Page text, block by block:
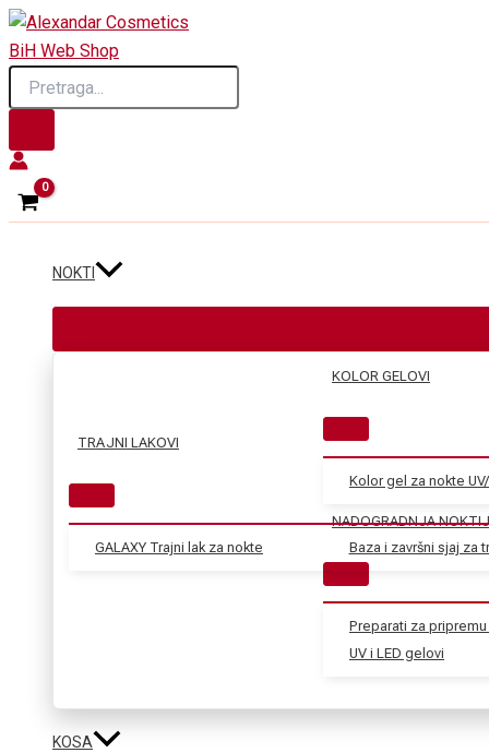
Skip
to
content
Products
search
NOKTI
TRAJNI LAKOVI
GALAXY Trajni lak za nokte Baza i završni sjaj za
KOLOR GELOVI
Kolor gel za nokte
NADOGRADNJA
Preparati za pripremu
UV i LED gelovi
KOSA